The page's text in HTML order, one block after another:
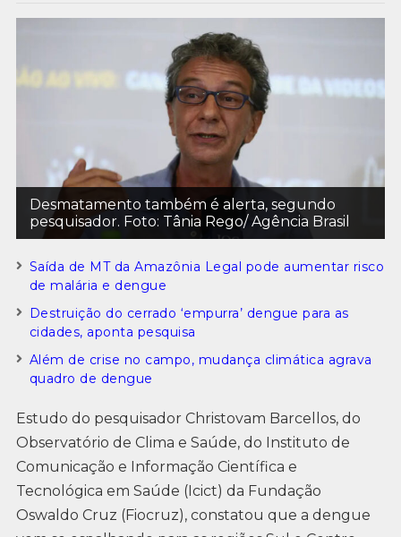
Desmatamento também é alerta, segundo
pesquisador. Foto: Tânia Rego/ Agência Brasil
Saída de MT da Amazônia Legal pode aumentar risco
de malária e dengue
Destruição do cerrado ‘empurra’ dengue para as
cidades, aponta pesquisa
Além de crise no campo, mudança climática agrava
quadro de dengue
Estudo do pesquisador Christovam Barcellos, do
Observatório de Clima e Saúde, do Instituto de
Comunicação e Informação Científica e
Tecnológica em Saúde (Icict) da Fundação
Oswaldo Cruz (Fiocruz), constatou que a dengue